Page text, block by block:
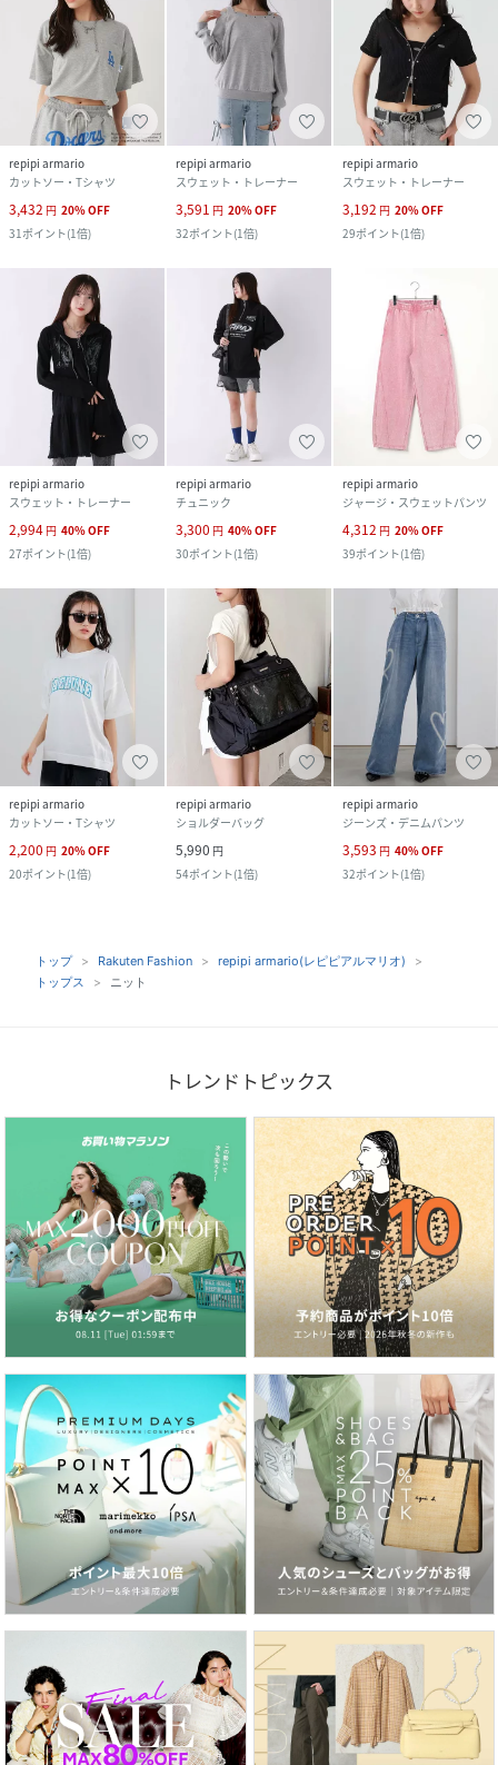
repipi armario
カットソー・Tシャツ
3,432 円 20%OFF
31 ポイント(1倍)
repipi armario
スウェット・トレーナー
3,591 円 20%OFF
32ポイント(1倍)
repipi armario
スウェット・トレーナー
3,192 円 20%OFF
29ポイント(1倍)
repipi armario
スウェット・トレーナー
2,994 円 40%OFF
27ポイント(1倍)
repipi armario
チュニック
3,300 円 40%OFF
30ポイント(1倍)
repipi armario
ジャージ・スウェットパンツ
4,312 円 20%OFF
39ポイント(1倍)
repipi armario
カットソー・Tシャツ
2,200 円 20%OFF
20ポイント(1倍)
repipi armario
ショルダーバッグ
5,990 円
54ポイント(1倍)
repipi armario
ジーンズ・デニムパンツ
3,593 円 40%OFF
32ポイント(1倍)
トップ Rakuten Fashion
repipi armario(レピピアルマリオ)
トップス
ニット
トレンドトピックス